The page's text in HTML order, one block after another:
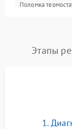
Поломка
Поломка
Этапы
1.